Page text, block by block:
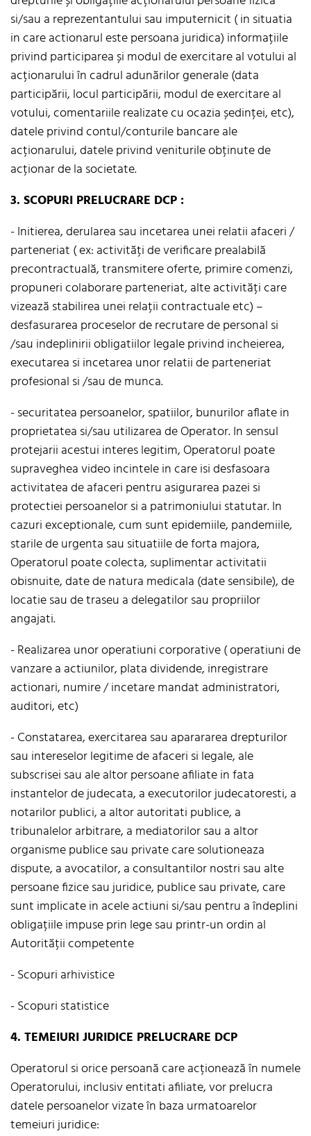
si/sau a reprezentantului sau imputernicit ( in situatia
in care actionarul este persoana juridica) informațiile
privind participarea și modul de exercitare al votului al
acționarului în cadrul adunărilor generale (data
participării, locul participării, modul de exercitare al
votului, comentariile realizate cu ocazia ședinței, etc),
datele privind contul/conturile bancare ale
acționarului, datele privind veniturile obținute de
acționar de la societate.
3. SCOPURI PRELUCRARE DCP :
- Initierea, derularea sau incetarea unei relatii afaceri /
parteneriat ( ex: activități de verificare prealabilă
precontractuală, transmitere oferte, primire comenzi,
propuneri colaborare parteneriat, alte activități care
vizează stabilirea unei relații contractuale etc) –
desfasurarea proceselor de recrutare de personal si
/sau indeplinirii obligatiilor legale privind incheierea,
executarea si incetarea unor relatii de parteneriat
profesional si /sau de munca.
- securitatea persoanelor, spatiilor, bunurilor aflate in
proprietatea si/sau utilizarea de Operator. In sensul
protejarii acestui interes legitim, Operatorul poate
supraveghea video incintele in care isi desfasoara
activitatea de afaceri pentru asigurarea pazei si
protectiei persoanelor si a patrimoniului statutar. In
cazuri exceptionale, cum sunt epidemiile, pandemiile,
starile de urgenta sau situatiile de forta majora,
Operatorul poate colecta, suplimentar activitatii
obisnuite, date de natura medicala (date sensibile), de
locatie sau de traseu a delegatilor sau propriilor
angajati.
- Realizarea unor operatiuni corporative ( operatiuni de
vanzare a actiunilor, plata dividende, inregistrare
actionari, numire / incetare mandat administratori,
auditori, etc)
- Constatarea, exercitarea sau aparararea drepturilor
sau intereselor legitime de afaceri si legale, ale
subscrisei sau ale altor persoane afiliate in fata
instantelor de judecata, a executorilor judecatoresti, a
notarilor publici, a altor autoritati publice, a
tribunalelor arbitrare, a mediatorilor sau a altor
organisme publice sau private care solutioneaza
dispute, a avocatilor, a consultantilor nostri sau alte
persoane fizice sau juridice, publice sau private, care
sunt implicate in acele actiuni si/sau pentru a îndeplini
obligațiile impuse prin lege sau printr-un ordin al
Autorității competente
- Scopuri arhivistice
- Scopuri statistice
4. TEMEIURI JURIDICE PRELUCRARE DCP
Operatorul si orice persoană care acționează în numele
Operatorului, inclusiv entitati afiliate, vor prelucra
datele persoanelor vizate în baza urmatoarelor
temeiuri juridice: